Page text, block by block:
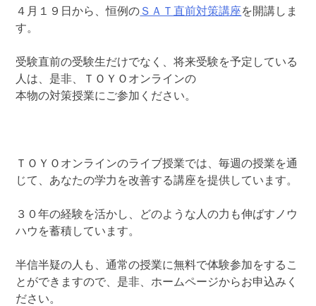
４月１９日から、恒例の ＳＡＴ直前対策講座を開講しま
す。
受験直前の受験生だけでなく、将来受験を予定している
人は、是非、ＴＯＹＯオンラインの
本物の対策授業にご参加ください。
ＴＯＹＯオンラインのライブ授業では、毎週の授業を通
じて、あなたの学力を改善する講座を提供しています。
３０年の経験を活かし、どのような人の力も伸ばすノウ
ハウを蓄積しています。
半信半疑の人も、通常の授業に無料で体験参加をするこ
とができますので、是非、ホームページからお申込みく
ださい。